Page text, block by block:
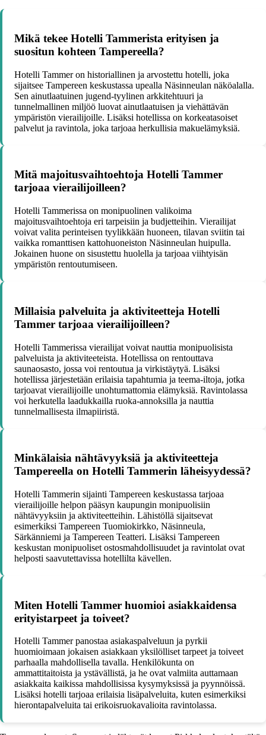
Mikä tekee Hotelli Tammerista erityisen ja
suositun kohteen Tampereella?
Hotelli Tammer on historiallinen ja arvostettu hotelli, joka
sijaitsee Tampereen keskustassa upealla Näsinneulan näköalalla.
Sen ainutlaatuinen jugend-tyylinen arkkitehtuuri ja
tunnelmallinen miljöö luovat ainutlaatuisen ja viehättävän
ympäristön vierailijoille. Lisäksi hotellissa on korkeatasoiset
palvelut ja ravintola, joka tarjoaa herkullisia makuelämyksiä.
Mitä majoitusvaihtoehtoja Hotelli Tammer
tarjoaa vierailijoilleen?
Hotelli Tammerissa on monipuolinen valikoima
majoitusvaihtoehtoja eri tarpeisiin ja budjetteihin. Vierailijat
voivat valita perinteisen tyylikkään huoneen, tilavan sviitin tai
vaikka romanttisen kattohuoneiston Näsinneulan huipulla.
Jokainen huone on sisustettu huolella ja tarjoaa viihtyisän
ympäristön rentoutumiseen.
Millaisia palveluita ja aktiviteetteja Hotelli
Tammer tarjoaa vierailijoilleen?
Hotelli Tammerissa vierailijat voivat nauttia monipuolisista
palveluista ja aktiviteeteista. Hotellissa on rentouttava
saunaosasto, jossa voi rentoutua ja virkistäytyä. Lisäksi
hotellissa järjestetään erilaisia tapahtumia ja teema-iltoja, jotka
tarjoavat vierailijoille unohtumattomia elämyksiä. Ravintolassa
voi herkutella laadukkailla ruoka-annoksilla ja nauttia
tunnelmallisesta ilmapiiristä.
Minkälaisia nähtävyyksiä ja aktiviteetteja
Tampereella on Hotelli Tammerin läheisyydessä?
Hotelli Tammerin sijainti Tampereen keskustassa tarjoaa
vierailijoille helpon pääsyn kaupungin monipuolisiin
nähtävyyksiin ja aktiviteetteihin. Lähistöllä sijaitsevat
esimerkiksi Tampereen Tuomiokirkko, Näsinneula,
Särkänniemi ja Tampereen Teatteri. Lisäksi Tampereen
keskustan monipuoliset ostosmahdollisuudet ja ravintolat ovat
helposti saavutettavissa hotellilta kävellen.
Miten Hotelli Tammer huomioi asiakkaidensa
erityistarpeet ja toiveet?
Hotelli Tammer panostaa asiakaspalveluun ja pyrkii
huomioimaan jokaisen asiakkaan yksilölliset tarpeet ja toiveet
parhaalla mahdollisella tavalla. Henkilökunta on
ammattitaitoista ja ystävällistä, ja he ovat valmiita auttamaan
asiakkaita kaikissa mahdollisissa kysymyksissä ja pyynnöissä.
Lisäksi hotelli tarjoaa erilaisia lisäpalveluita, kuten esimerkiksi
hierontapalveluita tai erikoisruokavalioita ravintolassa.